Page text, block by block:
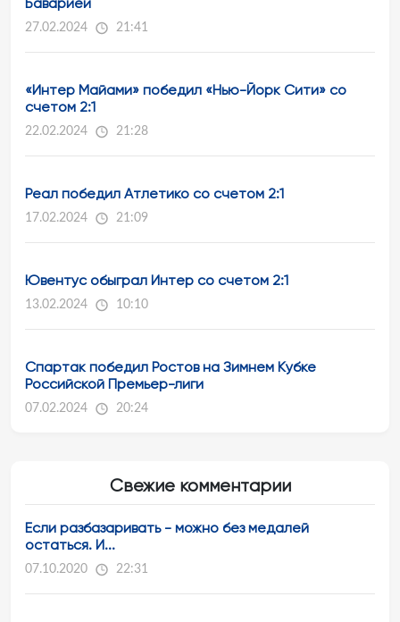
27.02.2024 21:41
«Интер Майами» победил «Нью-Йорк Сити» со
счетом 2:1
22.02.2024 21:28
Реал победил Атлетико со счетом 2:1
17.02.2024 21:09
Ювентус обыграл Интер со счетом 2:1
13.02.2024 10:10
Спартак победил Ростов на Зимнем Кубке
Российской Премьер-лиги
07.02.2024 20:24
Свежие комментарии
Если разбазаривать - можно без медалей
остаться. И...
07.10.2020 22:31